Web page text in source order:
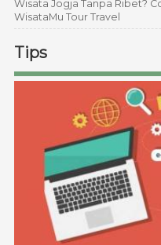
Wisata Jogja Tanpa Ribet?
WisataMu Tour Travel
Tips